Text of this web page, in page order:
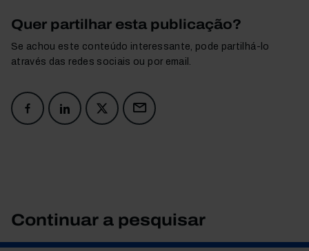
Quer partilhar esta publicação?
Se achou este conteúdo interessante, pode partilhá-lo
através das redes sociais ou por email.
Continuar a pesquisar